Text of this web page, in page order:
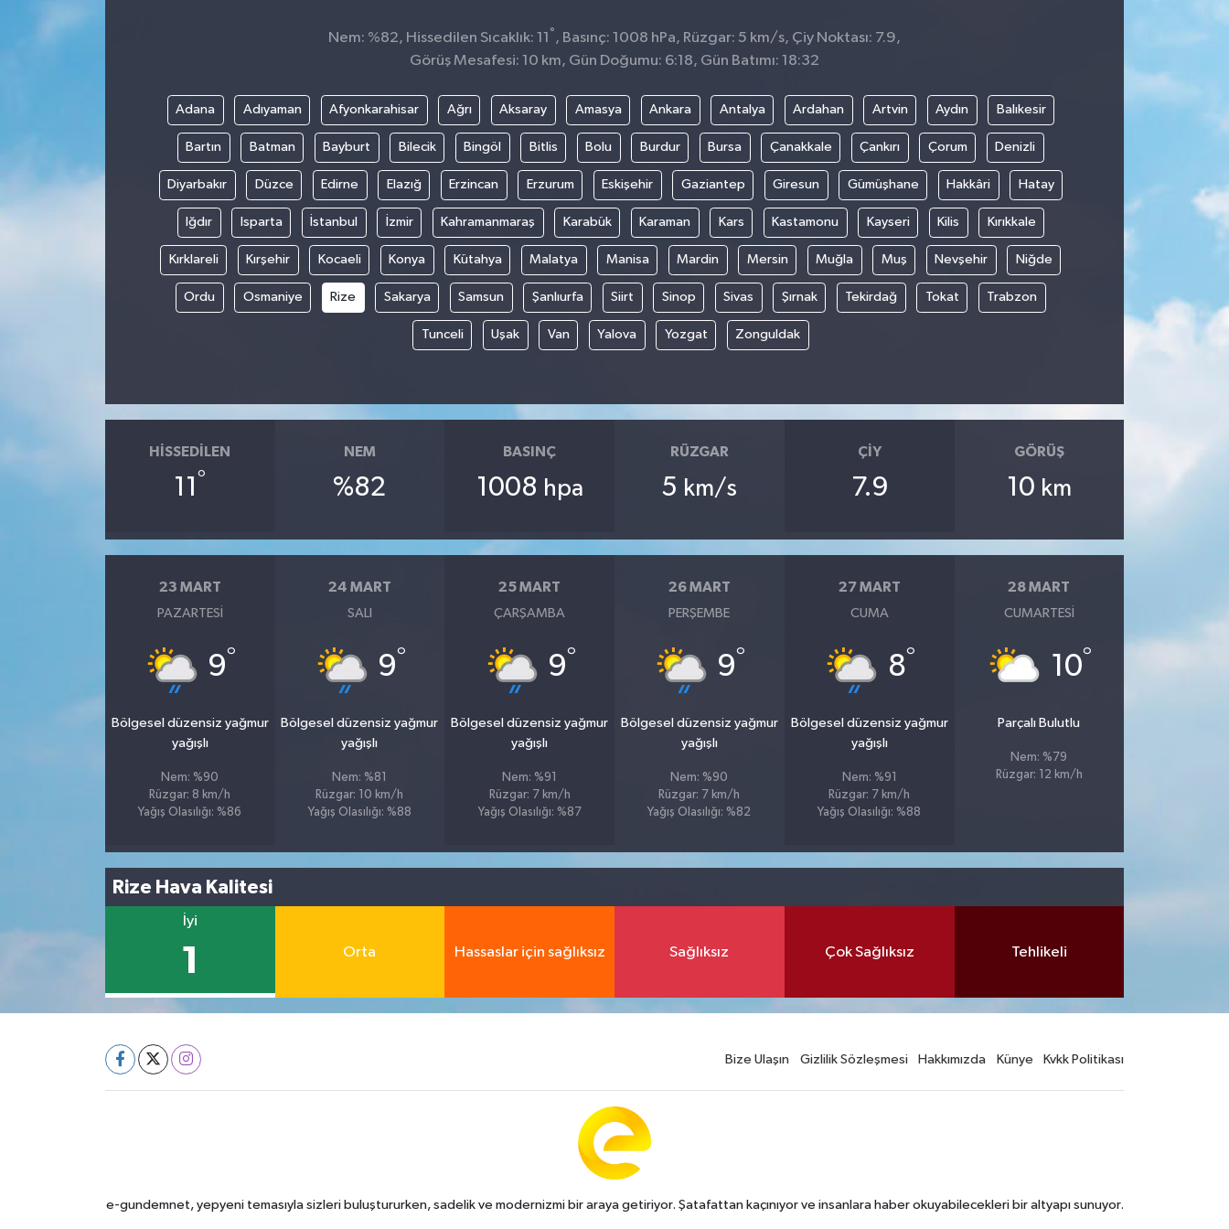
Nem: %82, Hissedilen Sıcaklık: 11 ° , Basınç: 1008 hPa, Rüzgar: 5 km/s, Çiy Noktası: 7.9,
Görüş Mesafesi: 10 km, Gün Doğumu: 6:18, Gün Batımı: 18:32
Adana Adıyaman Afyonkarahisar Ağrı Aksaray Amasya Ankara Antalya Ardahan Artvin Aydın Balıkesir
Bartın Batman Bayburt Bilecik Bingöl Bitlis Bolu Burdur Bursa Çanakkale Çankırı Çorum Denizli
Diyarbakır Düzce Edirne Elazığ Erzincan Erzurum Eskişehir Gaziantep Giresun Gümüşhane Hakkâri Hatay
Iğdır Isparta İstanbul İzmir Kahramanmaraş Karabük Karaman Kars Kastamonu Kayseri Kilis Kırıkkale
Kırklareli Kırşehir Kocaeli Konya Kütahya Malatya Manisa Mardin Mersin Muğla Muş Nevşehir Niğde
Ordu Osmaniye Rize Sakarya Samsun Şanlıurfa Siirt Sinop Sivas Şırnak Tekirdağ Tokat Trabzon
Tunceli Uşak Van Yalova Yozgat Zonguldak
HISSEDILEN
11°
NEM
%82
BASINÇ
1008 hpa
RÜZGAR
5 km/s
ÇIY
7.9
GÖRÜŞ
10 km
23 MART
PAZARTESI
9°
Bölgesel düzensiz yağmur
yağışlı
Nem: %90
Rüzgar: 8 km/h
Yağış Olasılığı: %86
24 MART
SALI
9°
Bölgesel düzensiz yağmur
yağışlı
Nem: %81
Rüzgar: 10 km/h
Yağış Olasılığı: %88
25 MART
ÇARŞAMBA
9°
Bölgesel düzensiz yağmur
yağışlı
Nem: %91
Rüzgar: 7 km/h
Yağış Olasılığı: %87
26 MART
PERŞEMBE
9°
Bölgesel düzensiz yağmur
yağışlı
Nem: %90
Rüzgar: 7 km/h
Yağış Olasılığı: %82
27 MART
CUMA
8°
Bölgesel düzensiz yağmur
yağışlı
Nem: %91
Rüzgar: 7 km/h
Yağış Olasılığı: %88
28 MART
CUMARTESI
10°
Parçalı Bulutlu
Nem: %79
Rüzgar: 12 km/h
Rize Hava Kalitesi
İyi
1 Orta Hassaslar için sağlıksız Sağlıksız Çok Sağlıksız Tehlikeli
Bize Ulaşın Gizlilik Sözleşmesi Hakkımızda Künye Kvkk Politikası
e-gundemnet, yepyeni temasıyla sizleri buluştururken, sadelik ve modernizmi bir araya getiriyor. Şatafattan kaçınıyor ve insanlara haber okuyabilecekleri bir altyapı sunuyor.